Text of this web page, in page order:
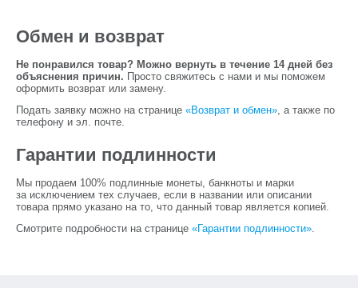
Обмен и возврат
Не понравился товар? Можно вернуть в течение 14 дней без
объяснения причин. Просто свяжитесь с нами и мы поможем
оформить возврат или замену.
Подать заявку можно на странице «Возврат и обмен», а также по
телефону и эл. почте.
Гарантии подлинности
Мы продаем 100% подлинные монеты, банкноты и марки
за исключением тех случаев, если в названии или описании
товара прямо указано на то, что данный товар является копией.
Смотрите подробности на странице «Гарантии подлинности».